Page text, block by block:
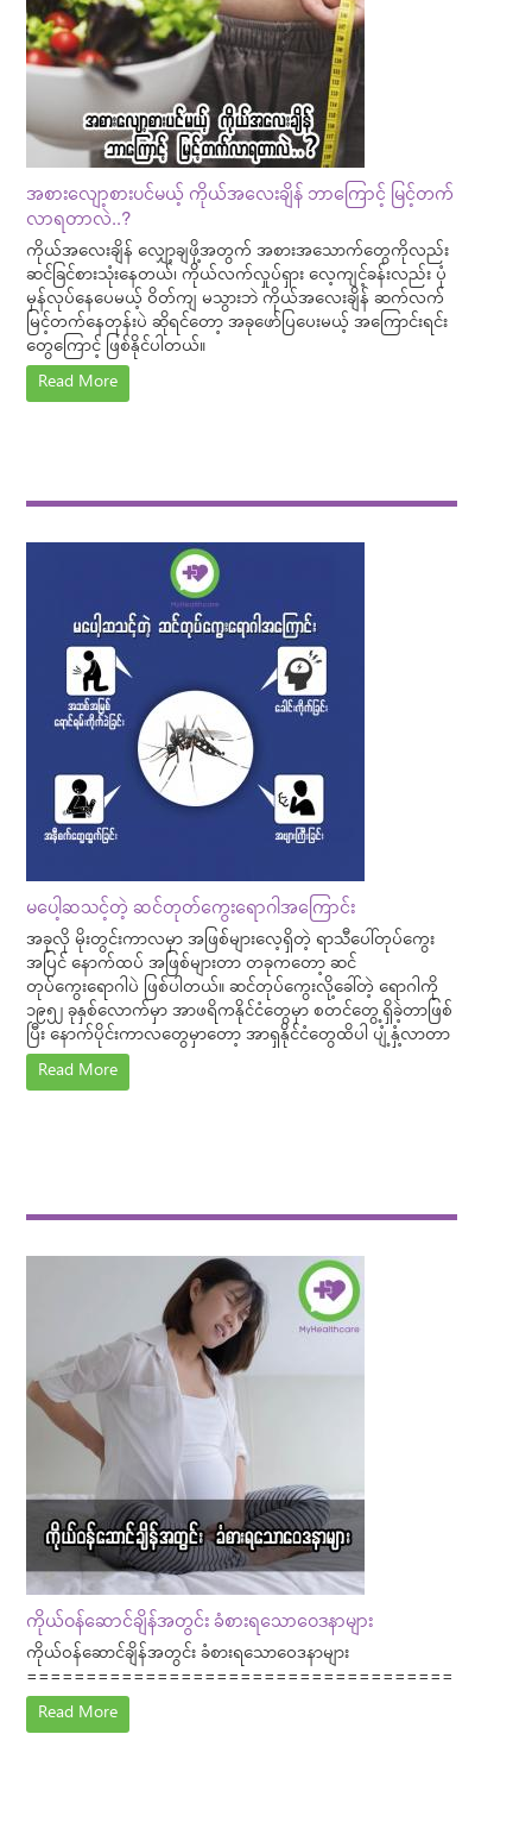
အစားလျော့စားပင်မယ့် ကိုယ်အလေးချိန် ဘာကြောင့် မြင့်တက်
လာရတာလဲ..?
ကိုယ်အလေးချိန် လျှော့ချဖို့အတွက် အစားအသောက်တွေကိုလည်း
ဆင်ခြင်စားသုံးနေတယ်၊ ကိုယ်လက်လှုပ်ရှား လေ့ကျင့်ခန်းလည်း ပုံ
မှန်လုပ်နေပေမယ့် ဝိတ်ကျ မသွားဘဲ ကိုယ်အလေးချိန် ဆက်လက်
မြင့်တက်နေတုန်းပဲ ဆိုရင်တော့ အခုဖော်ပြပေးမယ့် အကြောင်းရင်း
တွေကြောင့် ဖြစ်နိုင်ပါတယ်။
Read More
မပေါ့ဆသင့်တဲ့ ဆင်တုတ်ကွေးရောဂါအကြောင်း
အခုလို မိုးတွင်းကာလမှာ အဖြစ်များလေ့ရှိတဲ့ ရာသီပေါ်တုပ်ကွေး
အပြင် နောက်ထပ် အဖြစ်များတာ တခုကတော့ ဆင်
တုပ်ကွေးရောဂါပဲ ဖြစ်ပါတယ်။ ဆင်တုပ်ကွေးလို့ခေါ်တဲ့ ရောဂါကို
၁၉၅၂ ခုနှစ်လောက်မှာ အာဖရိကနိုင်ငံတွေမှာ စတင်တွေ့ရှိခဲ့တာဖြစ်
ပြီး နောက်ပိုင်းကာလတွေမှာတော့ အာရှနိုင်ငံတွေထိပါ ပျံ့နှံ့လာတာ
Read More
ကိုယ်ဝန်ဆောင်ချိန်အတွင်း ခံစားရသောဝေဒနာများ
ကိုယ်ဝန်ဆောင်ချိန်အတွင်း ခံစားရသောဝေဒနာများ
====================================
Read More